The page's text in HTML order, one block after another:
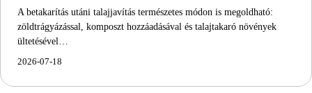
A betakarítás utáni talajjavítás természetes módon is megoldható:
zöldtrágyázással, komposzt hozzáadásával és talajtakaró növények
ültetésével…
2026-07-18